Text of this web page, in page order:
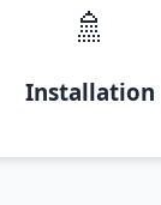
🚿
Installation